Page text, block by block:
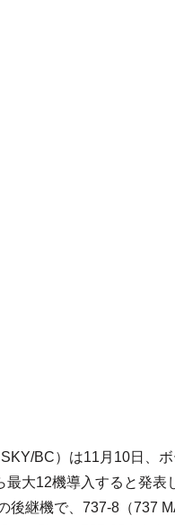
BC）は11月10日、
最大12機導入すると発表
後継機で、737-8（737